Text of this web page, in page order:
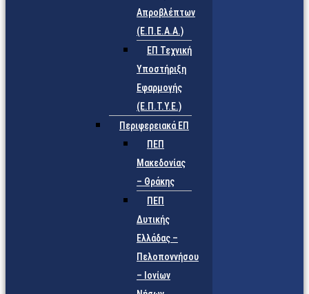
Απροβλέπτων
(Ε.Π.Ε.Α.Α.)
ΕΠ Τεχνική
Υποστήριξη
Εφαρμογής
(Ε.Π.Τ.Υ.Ε.)
Περιφερειακά ΕΠ
ΠΕΠ
Μακεδονίας
– Θράκης
ΠΕΠ
Δυτικής
Ελλάδας –
Πελοποννήσου
– Ιονίων